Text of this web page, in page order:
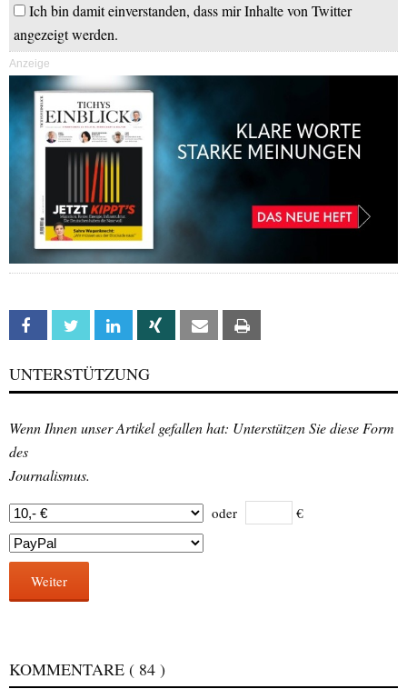
Ich bin damit einverstanden, dass mir Inhalte von Twitter
angezeigt werden.
Anzeige
Facebook Twitter Linkedin Xing Email
UNTERSTÜTZUNG
Wenn Ihnen unser Artikel gefallen hat: Unterstützen Sie diese Form
des
Journalismus.
oder €
Weiter
KOMMENTARE ( 84 )